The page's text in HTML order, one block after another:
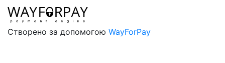
Створено за допомогою WayForPay